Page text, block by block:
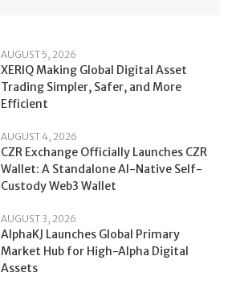
AUGUST 5, 2026
XERIQ Making Global Digital Asset
Trading Simpler, Safer, and More
Efficient
AUGUST 4, 2026
CZR Exchange Officially Launches CZR
Wallet: A Standalone AI-Native Self-
Custody Web3 Wallet
AUGUST 3, 2026
AlphaKJ Launches Global Primary
Market Hub for High-Alpha Digital
Assets